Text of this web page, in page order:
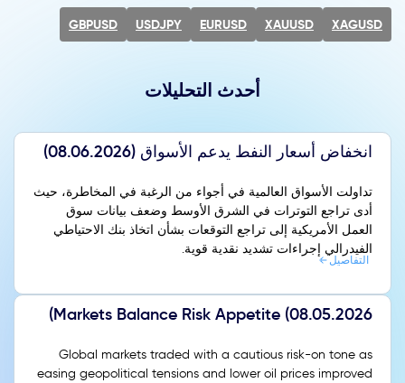
XAGUSD
XAUUSD
EURUSD
USDJPY
GBPUSD
أحدث التحليلات
انخفاض أسعار النفط يدعم الأسواق (08.06.2026)
تداولت الأسواق العالمية في أجواء من الرغبة في المخاطرة، حيث
أدى تراجع التوترات في الشرق الأوسط وضعف بيانات سوق
العمل الأمريكية إلى تراجع التوقعات بشأن اتخاذ بنك الاحتياطي
الفيدرالي إجراءات تشديد نقدية قوية.
التفاصيل
Markets Balance Risk Appetite (08.05.2026)
Global markets traded with a cautious risk-on tone as
easing geopolitical tensions and lower oil prices improved